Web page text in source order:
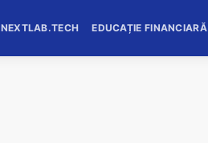
NEXTLAB.TECH EDUCAȚIE FINANCIARĂ